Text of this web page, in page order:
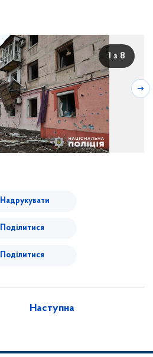
1 з 8
Надрукувати
Поділитися
Поділитися
Наступна